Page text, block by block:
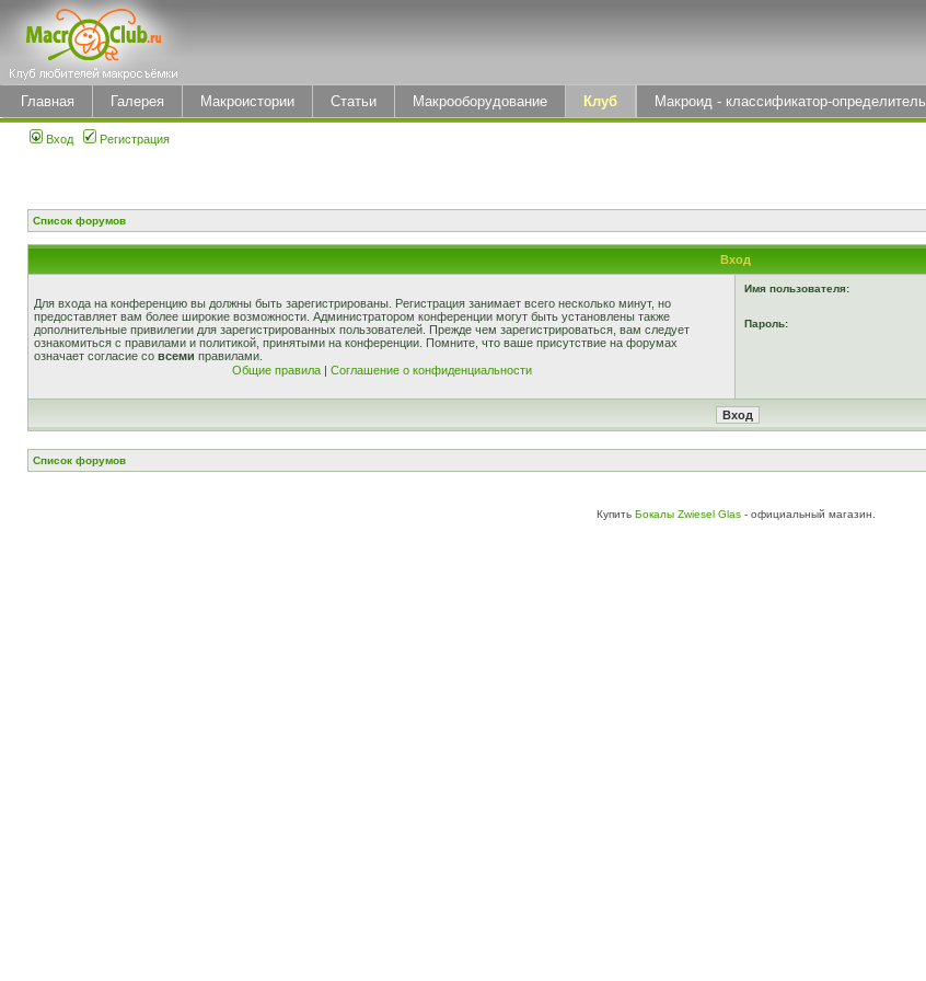
Главная Галерея Макроистории Статьи Макрооборудование Клуб Макроид - классификатор-определитель
Вход Регистрация
Список форумов
Вход
Для входа на конференцию вы должны быть зарегистрированы. Регистрация занимает всего несколько минут, но
предоставляет вам более широкие возможности. Администратором конференции могут быть установлены также
дополнительные привилегии для зарегистрированных пользователей. Прежде чем зарегистрироваться, вам следует
ознакомиться с правилами и политикой, принятыми на конференции. Помните, что ваше присутствие на форумах
означает согласие со всеми правилами.
Общие правила| Соглашение о конфиденциальности
Имя пользователя:
Пароль:
Список форумов
Купить Бокалы Zwiesel Glas - официальный магазин.